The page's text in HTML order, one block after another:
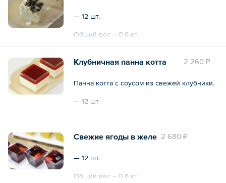
— 12 шт.
Общий вес – 0.6 кг
2 260 ₽
Клубничная панна котта
Панна котта с соусом из свежей клубники.
— 12 шт.
Общий вес – 0.6 кг
2 680 ₽
Свежие ягоды в желе
— 12 шт.
Общий вес – 0.6 кг